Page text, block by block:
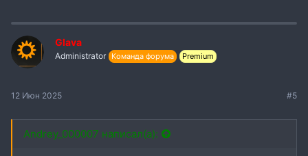
Glava
Administrator Команда форума Premium
12 Июн 2025 #5
Andrey_000007 написал(а):